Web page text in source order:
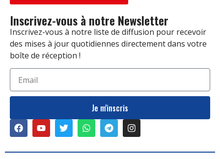
Inscrivez-vous à notre Newsletter
Inscrivez-vous à notre liste de diffusion pour recevoir
des mises à jour quotidiennes directement dans votre
boîte de réception !
Je m'inscris